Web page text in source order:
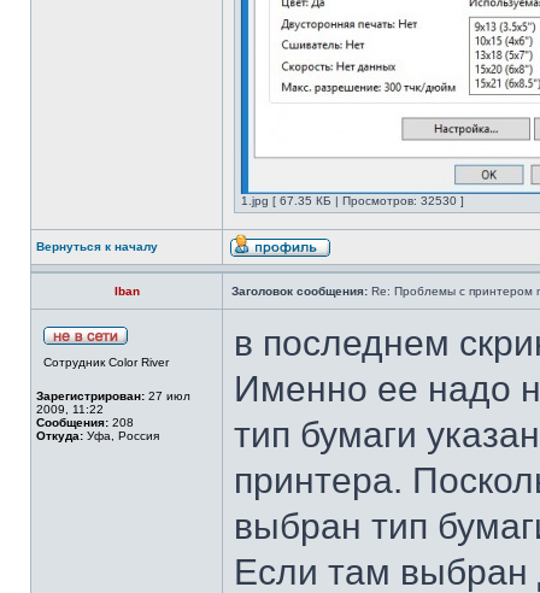
1.jpg [ 67.35 КБ | Просмотров: 32530 ]
Вернуться к началу
Iban Заголовок сообщения: Re: Проблемы с принтером
Сотрудник Color River
Зарегистрирован: 27 июл
2009, 11:22
Сообщения: 208
Откуда: Уфа, Россия
в последнем
Именно ее надо
тип бумаги
принтера.
выбран тип
Если там выбран